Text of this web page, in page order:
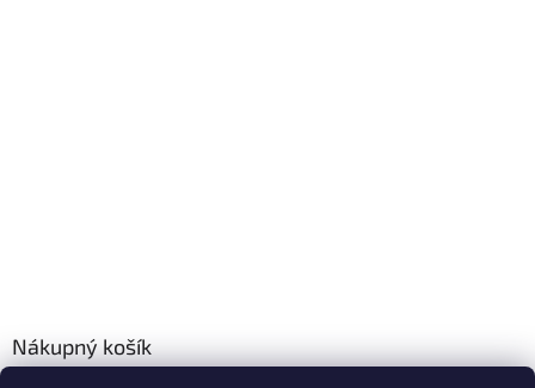
Nákupný košík